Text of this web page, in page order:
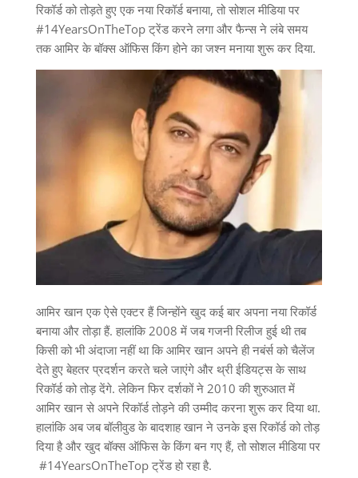
रिकॉर्ड को तोड़ते हुए एक नया रिकॉर्ड बनाया, तो सोशल मीडिया पर
#14YearsOnTheTop ट्रेंड करने लगा और फैन्स ने लंबे समय
तक आमिर के बॉक्स ऑफिस किंग होने का जश्न मनाया शुरू कर दिया.
आमिर खान एक ऐसे एक्टर हैं जिन्होंने खुद कई बार अपना नया रिकॉर्ड
बनाया और तोड़ा हैं. हालांकि 2008 में जब गजनी रिलीज हुई थी तब
किसी को भी अंदाजा नहीं था कि आमिर खान अपने ही नबंर्स को चैलेंज
देते हुए बेहतर प्रदर्शन करते चले जाएंगे और थ्री ईडियट्स के साथ
रिकॉर्ड को तोड़ देंगे. लेकिन फिर दर्शकों ने 2010 की शुरुआत में
आमिर खान से अपने रिकॉर्ड तोड़ने की उम्मीद करना शुरू कर दिया था.
हालांकि अब जब बॉलीवुड के बादशाह खान ने उनके इस रिकॉर्ड को तोड़
दिया है और खुद बॉक्स ऑफिस के किंग बन गए हैं, तो सोशल मीडिया पर
#14YearsOnTheTop ट्रेंड हो रहा है.